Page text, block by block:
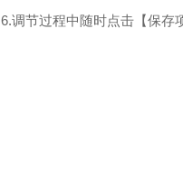
6.调节过程中随时点击【保存